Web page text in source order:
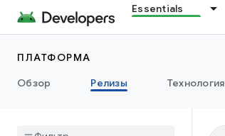
Essentials
ПЛАТФОРМА
Обзор
Релизы Технология